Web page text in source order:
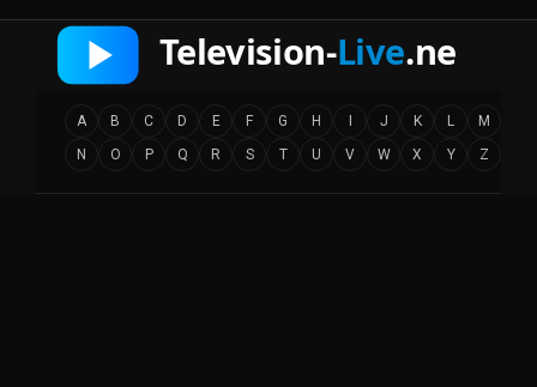
A B C D E F G H J K L
M
N
O P Q R S T U V W X Y Z